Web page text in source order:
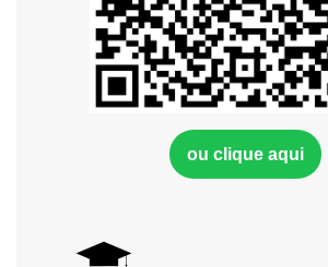
ou clique aqui